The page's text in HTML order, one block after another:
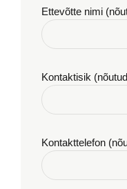
Ettevõtte nimi
Kontaktisik
Kontakttelefon